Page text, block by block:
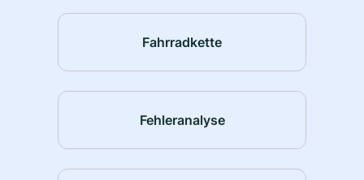
Fahrradkette
Fehleranalyse